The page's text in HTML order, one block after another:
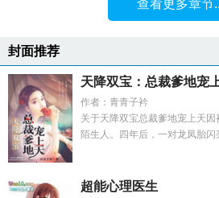
查看更多章节
封面推荐
天降双宝：总裁爹地宠
作者：青青子衿
关于天降双宝总裁爹地宠上天
陌生人。四年后，一对龙凤胎
超能心理医生